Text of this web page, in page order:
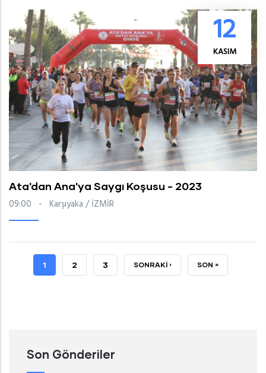
12
KASIM
Ata'dan Ana'ya Saygı Koşusu - 2023
09:00 - Karşıyaka / İZMİR
ŞU
1 SAYFA
2 SAYFA
3 SONRAKI
SONRAKI › SON
SON »
Son Gönderiler